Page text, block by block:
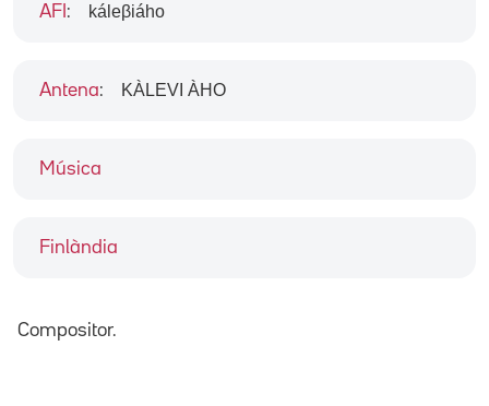
Música
Finlàndia
AFI : káleβiáho
Antena: KÀLEVI ÀHO
Compositor.